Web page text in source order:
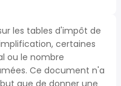
les tables d'impôt de
certaines
ou le nombre
Ce document n'a
que de donner une